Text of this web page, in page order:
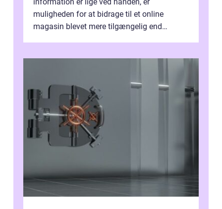
muligheden for at bidrage til et online
magasin blevet mere tilgængelig end